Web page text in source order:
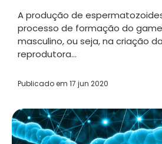
A produção de
processo de formação do
masculino, ou seja, na criação
reprodutora...
Publicado em 17 jun 2020